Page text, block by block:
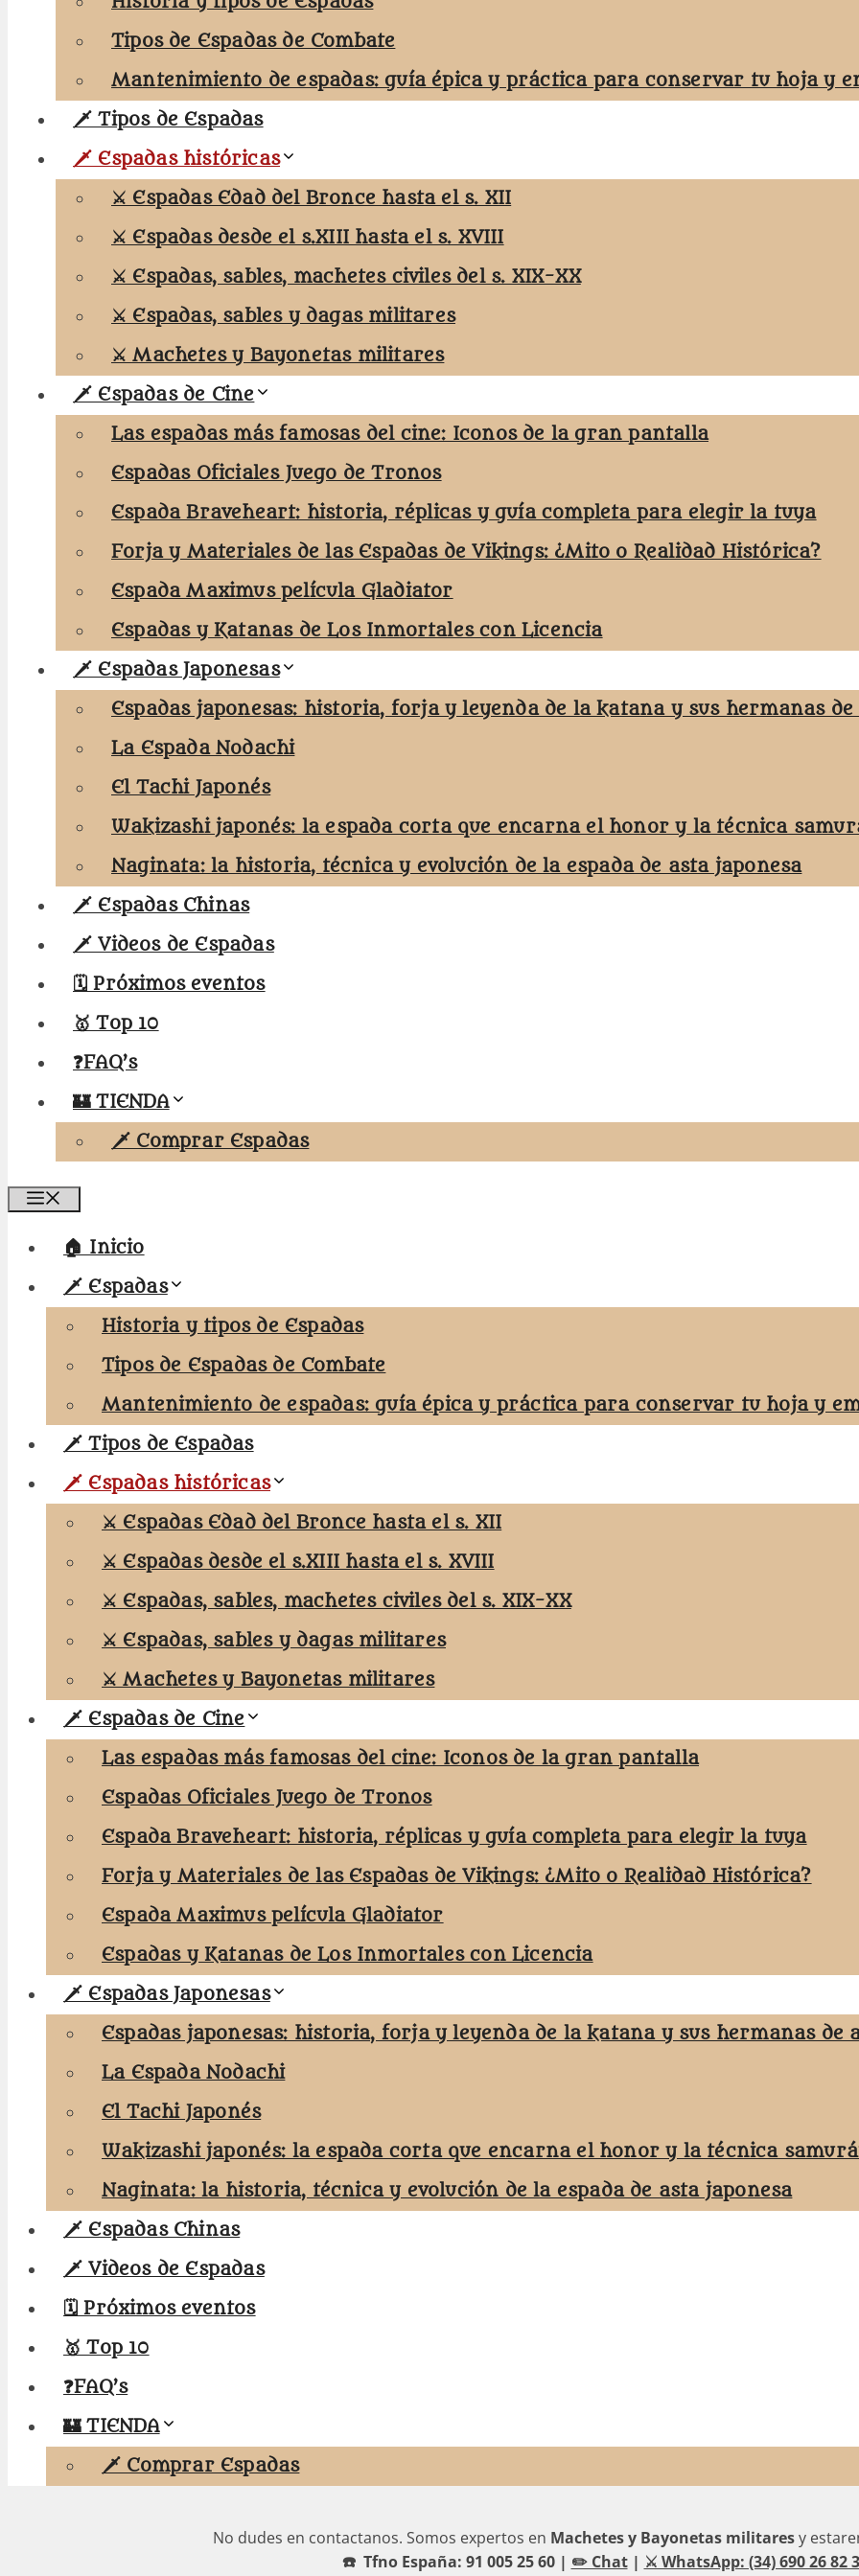
Tipos de Espadas de Combate
Mantenimiento de espadas: guía épica y práctica para conservar tu hoja y
🗡️ Tipos de Espadas
🗡️ Espadas históricas
⚔️ Espadas Edad del Bronce hasta el s. XII
⚔️ Espadas desde el s.XIII hasta el s. XVIII
⚔️ Espadas, sables, machetes civiles del s. XIX-XX
⚔️ Espadas, sables y dagas militares
⚔️ Machetes y Bayonetas militares
🗡️ Espadas de Cine
Las espadas más famosas del cine: Iconos de la gran pantalla
Espadas Oficiales Juego de Tronos
Espada Braveheart: historia, réplicas y guía completa para elegir la tuya
Forja y Materiales de las Espadas de Vikings: ¿Mito o Realidad Histórica?
Espada Maximus película Gladiator
Espadas y Katanas de Los Inmortales con Licencia
🗡️ Espadas Japonesas
Espadas japonesas: historia, forja y leyenda de la katana y sus hermanas de
La Espada Nodachi
El Tachi Japonés
Wakizashi japonés: la espada corta que encarna el honor y la técnica
Naginata: la historia, técnica y evolución de la espada de asta japonesa
🗡️ Espadas Chinas
🗡️ Videos de Espadas
🗓️ Próximos eventos
🥇 Top 10
❓FAQ’s
🏰 TIENDA
🗡️ Comprar Espadas
🏠 Inicio
🗡️ Espadas
Historia y tipos de Espadas
Tipos de Espadas de Combate
Mantenimiento de espadas: guía épica y práctica para conservar tu hoja y
🗡️ Tipos de Espadas
🗡️ Espadas históricas
⚔️ Espadas Edad del Bronce hasta el s. XII
⚔️ Espadas desde el s.XIII hasta el s. XVIII
⚔️ Espadas, sables, machetes civiles del s. XIX-XX
⚔️ Espadas, sables y dagas militares
⚔️ Machetes y Bayonetas militares
🗡️ Espadas de Cine
Las espadas más famosas del cine: Iconos de la gran pantalla
Espadas Oficiales Juego de Tronos
Espada Braveheart: historia, réplicas y guía completa para elegir la tuya
Forja y Materiales de las Espadas de Vikings: ¿Mito o Realidad Histórica?
Espada Maximus película Gladiator
Espadas y Katanas de Los Inmortales con Licencia
🗡️ Espadas Japonesas
Espadas japonesas: historia, forja y leyenda de la katana y sus hermanas de
La Espada Nodachi
El Tachi Japonés
Wakizashi japonés: la espada corta que encarna el honor y la técnica
Naginata: la historia, técnica y evolución de la espada de asta japonesa
🗡️ Espadas Chinas
🗡️ Videos de Espadas
🗓️ Próximos eventos
🥇 Top 10
❓FAQ’s
🏰 TIENDA
🗡️ Comprar Espadas
No dudes en contactanos. Somos expertos en Machetes y Bayonetas militaresy
☎️ Tfno España: 91 005 25 60 | ✏️ Chat| ⚔️ WhatsApp: (34) 690 26 82